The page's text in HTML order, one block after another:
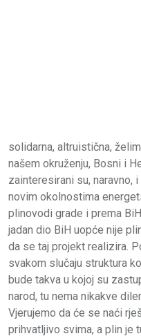
solidarna, altruistična,
našem okruženju, Bosni i
zainteresirani su, naravno,
novim okolnostima
plinovodi grade i prema
jadan dio BiH uopće nije
da se taj projekt realizira.
svakom slučaju struktura
bude takva u kojoj su
narod, tu nema nikakve
Vjerujemo da će se naći
prihvatljivo svima, a plin je